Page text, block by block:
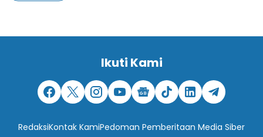
Ikuti Kami
RedaksiKontak KamiPedoman Pemberitaan Media Siber